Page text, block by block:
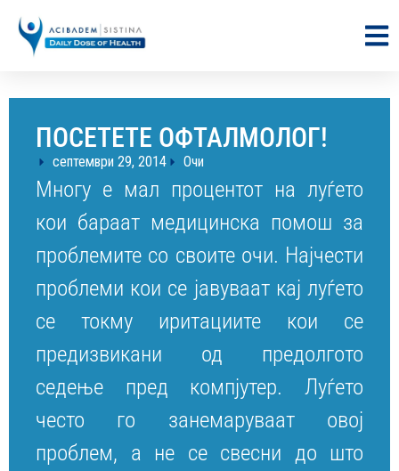
ПОСЕТЕТЕ ОФТАЛМОЛОГ!
септември 29, 2014 Очи
Многу е мал процентот на луѓето
кои бараат медицинска помош за
проблемите со своите очи. Најчести
проблеми кои се јавуваат кај луѓето
се токму иритациите кои се
предизвикани од предолгото
седење пред компјутер. Луѓето
често го занемаруваат овој
проблем, а не се свесни до што